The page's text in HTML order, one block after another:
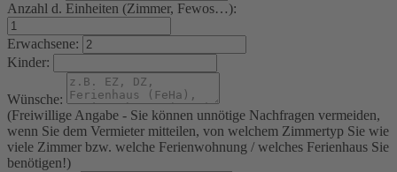
Anzahl d. Einheiten (Zimmer, Fewos…):
Erwachsene:
Kinder:
Wünsche:
(Freiwillige Angabe - Sie können unnötige Nachfragen vermeiden,
wenn Sie dem Vermieter mitteilen, von welchem Zimmertyp Sie wie
viele Zimmer bzw. welche Ferienwohnung / welches Ferienhaus Sie
benötigen!)